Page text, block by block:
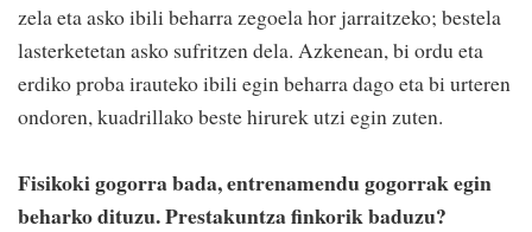
zela eta asko ibili beharra zegoela hor jarraitzeko; bestela
lasterketetan asko sufritzen dela. Azkenean, bi ordu eta
erdiko proba irauteko ibili egin beharra dago eta bi urteren
ondoren, kuadrillako beste hirurek utzi egin zuten.
Fisikoki gogorra bada, entrenamendu gogorrak egin
beharko dituzu. Prestakuntza finkorik baduzu?